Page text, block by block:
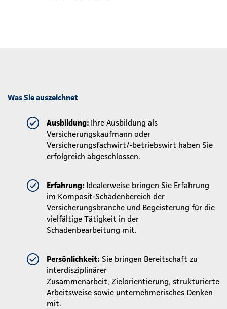
Was Sie auszeichnet
Ausbildung: Ihre Ausbildung als
Versicherungskaufmann oder
Versicherungsfachwirt/-betriebswirt haben Sie
erfolgreich abgeschlossen.
Erfahrung: Idealerweise bringen Sie Erfahrung
im Komposit-Schadenbereich der
Versicherungsbranche und Begeisterung für die
vielfältige Tätigkeit in der
Schadenbearbeitung mit.
Persönlichkeit: Sie bringen Bereitschaft zu
interdisziplinärer
Zusammenarbeit, Zielorientierung, strukturierte
Arbeitsweise sowie unternehmerisches Denken
mit.